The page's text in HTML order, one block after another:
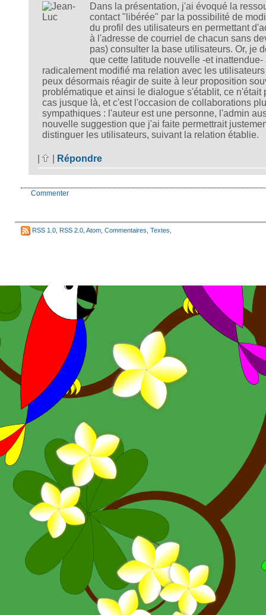
Dans la présentation, j'ai évoqué la
contact "libérée" par la possibilité de
du profil des utilisateurs en permettant
à l'adresse de courriel de chacun sans
pas) consulter la base utilisateurs. Or, je
que cette latitude nouvelle -et inattendue-
radicalement modifié ma relation avec les
peux désormais réagir de suite à leur proposition
problématique et ainsi le dialogue s'établit, ce n'était
cas jusque là, et c'est l'occasion de collaborations
sympathiques : l'auteur est une personne, l'admin
nouvelle suggestion que j'ai faite permettrait
distinguer les utilisateurs, suivant la relation établie.
Répondre
Commenter
RSS 1.0 RSS 2.0 Atom Commentaires Textes